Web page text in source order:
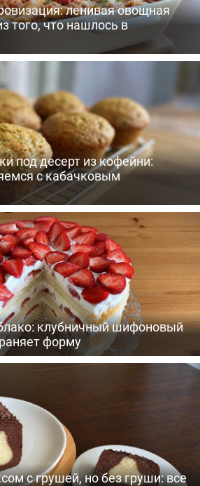
ленивая овощная
того, что нашлось в
под десерт из кофейни:
с кабачковым
клубничный шифоновый
форму
с грушей, но без груши: все